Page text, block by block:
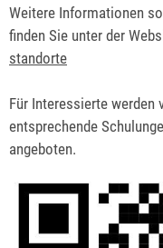
Weitere Informationen
finden Sie unter der
standorte
Für Interessierte werden
entsprechende
angeboten.